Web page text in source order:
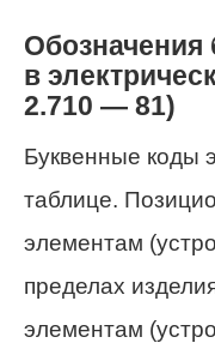
в
2.710 — 81)
Буквенные коды
таблице.
элементам
пределах
элементам